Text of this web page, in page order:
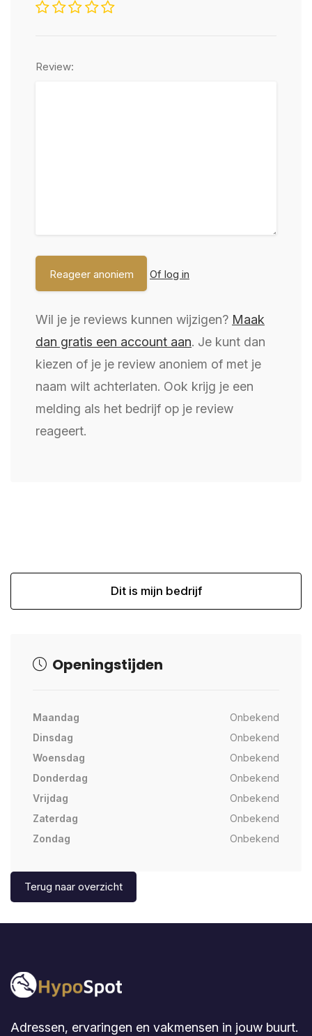
Review:
Of log in
Wil je je reviews kunnen wijzigen? Maak
dan gratis een account aan. Je kunt dan
kiezen of je je review anoniem of met je
naam wilt achterlaten. Ook krijg je een
melding als het bedrijf op je review
reageert.
Dit is mijn bedrijf
Openingstijden
Maandag
Onbekend
Dinsdag
Onbekend
Woensdag
Onbekend
Donderdag
Onbekend
Vrijdag
Onbekend
Zaterdag
Onbekend
Zondag
Onbekend
Terug naar overzicht
Adressen, ervaringen en vakmensen in jouw buurt.